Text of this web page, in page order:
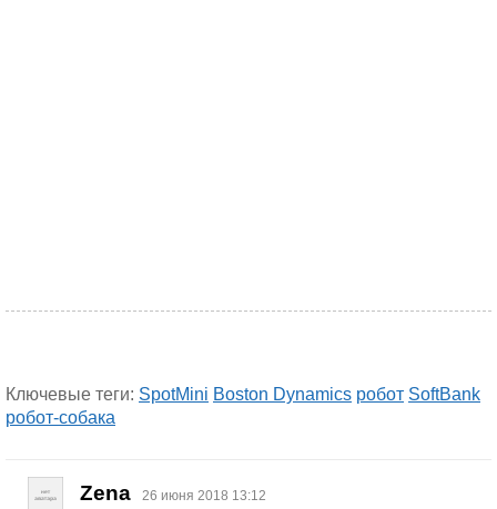
Ключевые теги: SpotMini Boston Dynamics робот SoftBank
робот-собака
Zena 26 июня 2018 13:12